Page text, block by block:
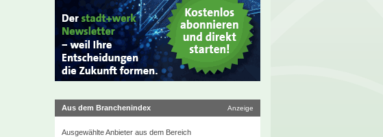
Aus dem Branchenindex Anzeige
Ausgewählte Anbieter aus dem Bereich